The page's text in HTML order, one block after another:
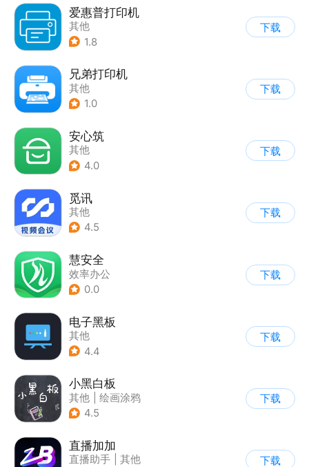
爱惠普打印机
其他
1.8
下载
兄弟打印机
其他
1.0
下载
安心筑
其他
4.0
下载
觅讯
其他
4.5
下载
慧安全
效率办公
0.0
下载
电子黑板
其他
4.4
下载
小黑白板
其他
绘画涂鸦
4.5
下载
直播加加
直播助手
其他
下载